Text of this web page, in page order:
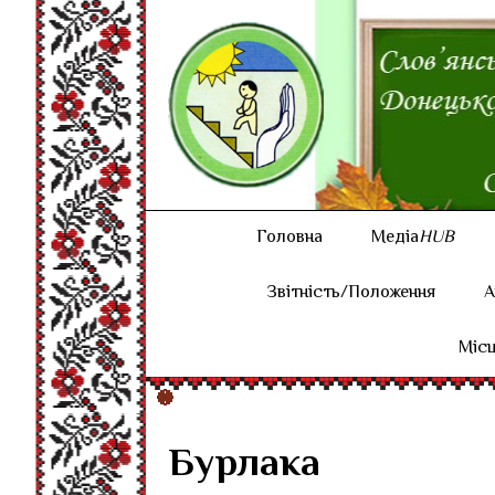
Головна МедіаHUB
Звітність/Положення
Бурлака